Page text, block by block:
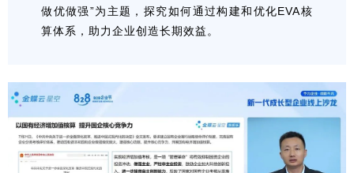
做优做强”为主题，探究如何通过构建和优化EVA核
算体系，助力企业创造长期效益。